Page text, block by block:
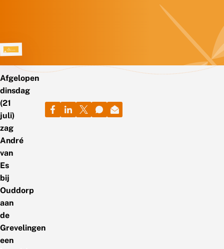
Afgelopen
dinsdag
(21
juli)
zag
André
van
Es
bij
Ouddorp
aan
de
Grevelingen
een